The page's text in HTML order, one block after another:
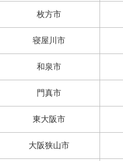
枚方市
寝屋川市
和泉市
門真市
東大阪市
大阪狭山市